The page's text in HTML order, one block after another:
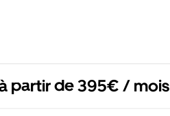
partir de 395€ / mois